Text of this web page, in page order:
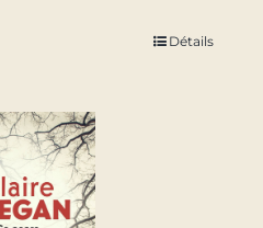
Détails